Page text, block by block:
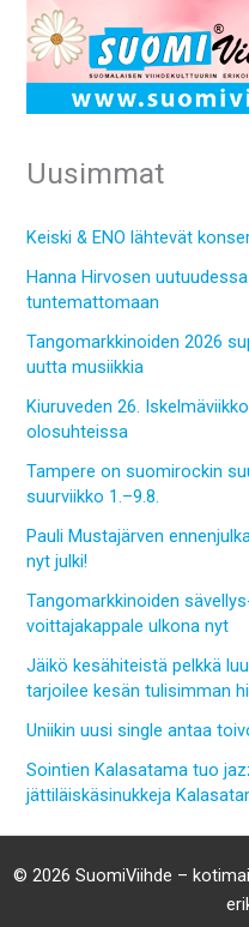
Uusimmat
Keiski & ENO lähtevät
Hanna Hirvosen
tuntemattomaan
Tangomarkkinoiden 2026
uutta musiikkia
Kiuruveden 26.
olosuhteissa
Tampere on suomirockin
suurviikko 1.–9.8.
Pauli Mustajärven
nyt julki!
Tangomarkkinoiden
voittajakappale ulkona nyt
Jäikö kesähiteistä pelkkä
tarjoilee kesän tulisimman
Uniikin uusi single antaa
Sointien Kalasatama tuo
jättiläiskäsinukkeja
© 2026 SuomiViihde –